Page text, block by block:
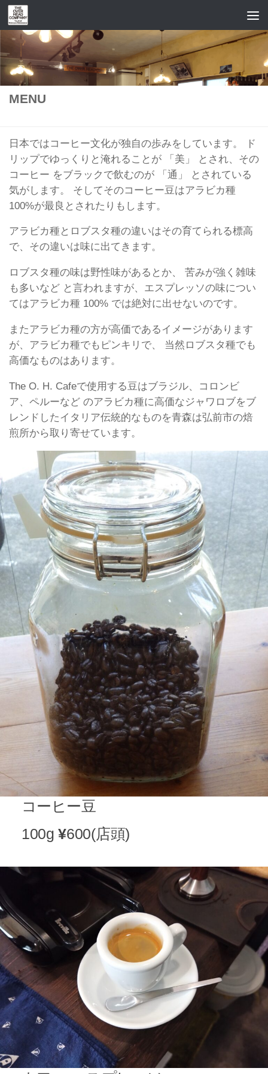
コンテンツへスキップ
MENU
日本ではコーヒー文化が独自の歩みをしています。 ド
リップでゆっくりと淹れることが 「美」 とされ、その
コーヒー をブラックで飲むのが 「通」 とされている
気がします。 そしてそのコーヒー豆はアラビカ種
100%が最良とされたりもします。
アラビカ種とロブスタ種の違いはその育てられる標高
で、その違いは味に出てきます。
ロブスタ種の味は野性味があるとか、 苦みが強く雑味
も多いなど と言われますが、エスプレッソの味につい
てはアラビカ種 100% では絶対に出せないのです。
またアラビカ種の方が高価であるイメージがあります
が、アラビカ種でもピンキリで、 当然ロブスタ種でも
高価なものはあります。
The O. H. Cafeで使用する豆はブラジル、コロンビ
ア、ペルーなど のアラビカ種に高価なジャワロブをブ
レンドしたイタリア伝統的なものを青森は弘前市の焙
煎所から取り寄せています。
コーヒー豆
100g¥600(店頭)